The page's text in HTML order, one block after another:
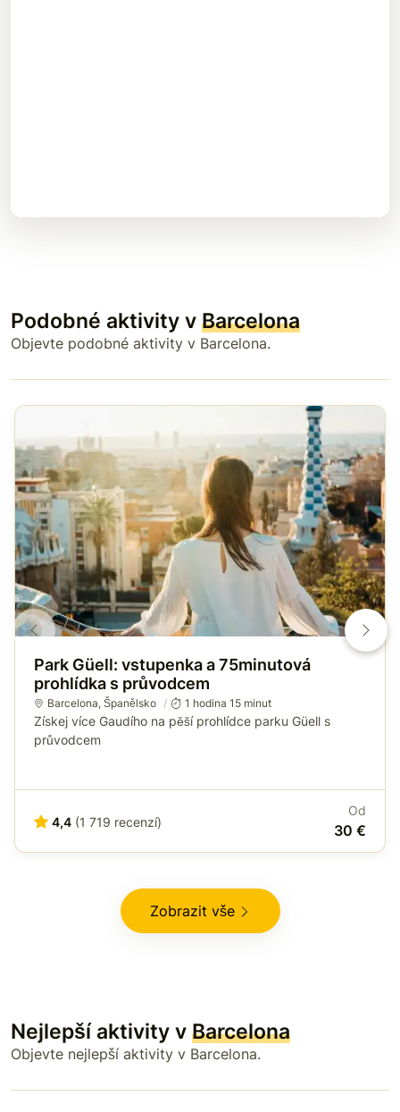
Podobné aktivity v Barcelona
Objevte podobné aktivity v Barcelona.
Park Güell: vstupenka a 75minutová
prohlídka s průvodcem
Barcelona, Španělsko 1 hodina 15 minut
Získej více Gaudího na pěší prohlídce parku Güell s
průvodcem
4,4 (1 719 recenzí)
Od
30 €
Zobrazit vše
Nejlepší aktivity v Barcelona
Objevte nejlepší aktivity v Barcelona.